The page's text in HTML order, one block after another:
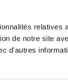
relatives
de notre site
d'autres
jonc plaqué or
en forme de
Entretien
avec des
démaquillant,
gel désinfectant
Ne portez